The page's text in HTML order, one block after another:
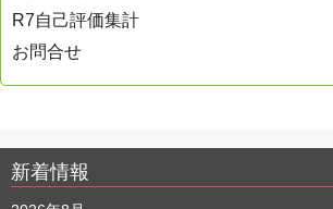
R7自己評価集計
お問合せ
新着情報